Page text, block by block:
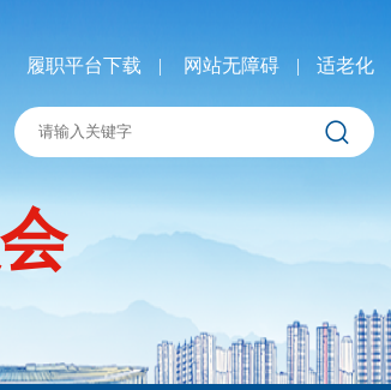
履职平台下载 | 网站无障碍 | 适老化